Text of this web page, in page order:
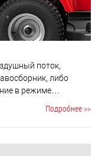
поток,
либо
в режиме
под углом 90
область
Подробнее >>